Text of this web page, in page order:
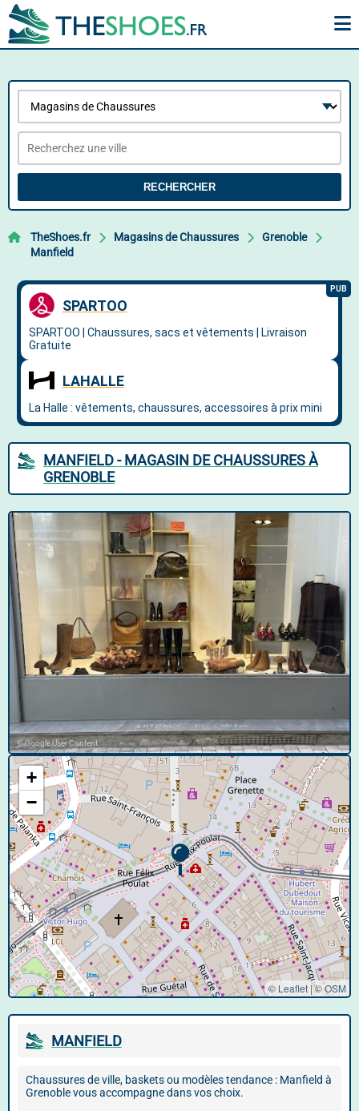
RECHERCHER
TheShoes.fr Magasins de Chaussures
Grenoble
Manfield
MANFIELD - MAGASIN DE CHAUSSURES À
GRENOBLE
© Google User Content
+
−
© Leaflet |©OSM
MANFIELD
Chaussures de ville, baskets ou modèles tendance : Manfield à
Grenoble vous accompagne dans vos choix.